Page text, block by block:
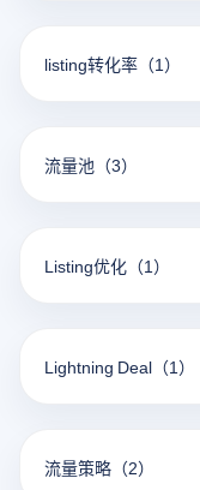
listing转化率 （1）
流量池 （3）
Listing优化 （1）
Lightning Deal （1）
流量策略 （2）